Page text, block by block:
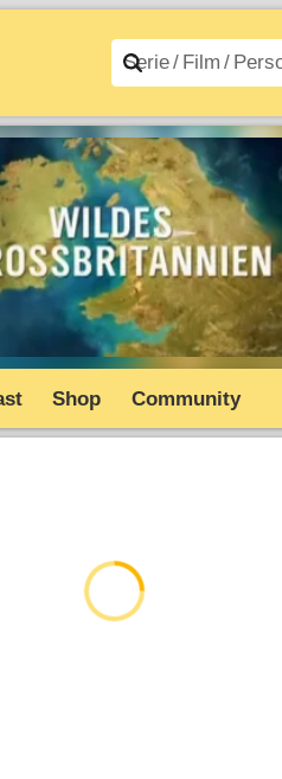
Filme A–Z
Shop Community